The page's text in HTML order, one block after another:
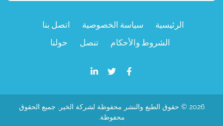
الرئيسية سياسة الخصوصية
اتصل بنا
الشروط والأحكام
تنصل حولنا
2026 © حقوق الطبع والنشر محفوظة لشركة الخير. جميع الحقوق
محفوظة.